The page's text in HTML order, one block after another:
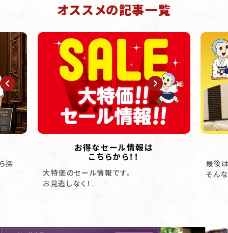
オススメの記事一覧
探
お得なセール情報は
こちらから！！
大特価のセール情報です。
お見逃しなく！
最後
そん